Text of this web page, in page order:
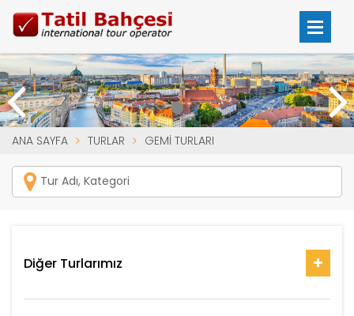
ANA SAYFA TURLAR GEMI TURLARI
Diğer Turlarımız